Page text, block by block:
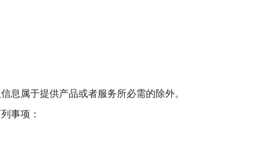
属于提供产品或者服务所必需的除外。
事项：